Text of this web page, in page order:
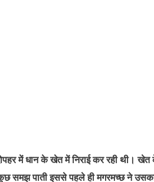
में धान के खेत में निराई कर रही थी।
समझ पाती इससे पहले ही मगरमच्छ ने